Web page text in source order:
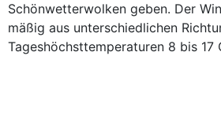
Schönwetterwolken geben. Der
mäßig aus unterschiedlichen
Tageshöchsttemperaturen 8 bis 17